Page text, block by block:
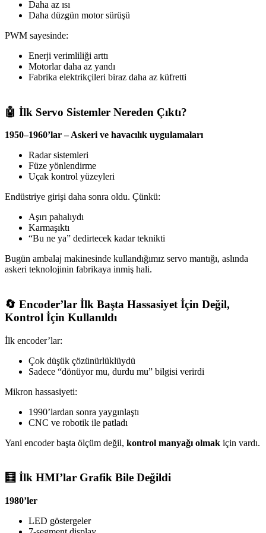
Daha az ısı
Daha düzgün motor sürüşü
PWM sayesinde:
Enerji verimliliği arttı
Motorlar daha az yandı
Fabrika elektrikçileri biraz daha az küfretti
🤖 İlk Servo Sistemler Nereden Çıktı?
1950–1960’lar – Askeri ve havacılık uygulamaları
Radar sistemleri
Füze yönlendirme
Uçak kontrol yüzeyleri
Endüstriye girişi daha sonra oldu. Çünkü:
Aşırı pahalıydı
Karmaşıktı
“Bu ne ya” dedirtecek kadar teknikti
Bugün ambalaj makinesinde kullandığımız servo mantığı, aslında
askeri teknolojinin fabrikaya inmiş hali.
🔄 Encoder’lar İlk Başta Hassasiyet İçin Değil,
Kontrol İçin Kullanıldı
İlk encoder’lar:
Çok düşük çözünürlüklüydü
Sadece “dönüyor mu, durdu mu” bilgisi verirdi
Mikron hassasiyeti:
1990’lardan sonra yaygınlaştı
CNC ve robotik ile patladı
Yani encoder başta ölçüm değil, kontrol manyağı olmak için vardı.
🧮 İlk HMI’lar Grafik Bile Değildi
1980’ler
LED göstergeler